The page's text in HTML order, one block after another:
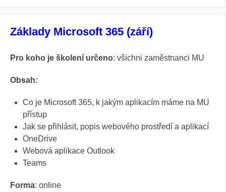
Základy Microsoft 365 (září)
Pro koho je školení určeno: všichni zaměstnanci MU
Obsah:
Co je Microsoft 365, k jakým aplikacím máme na MU
přístup
Jak se přihlásit, popis webového prostředí a aplikací
OneDrive
Webová aplikace Outlook
Teams
Forma: online